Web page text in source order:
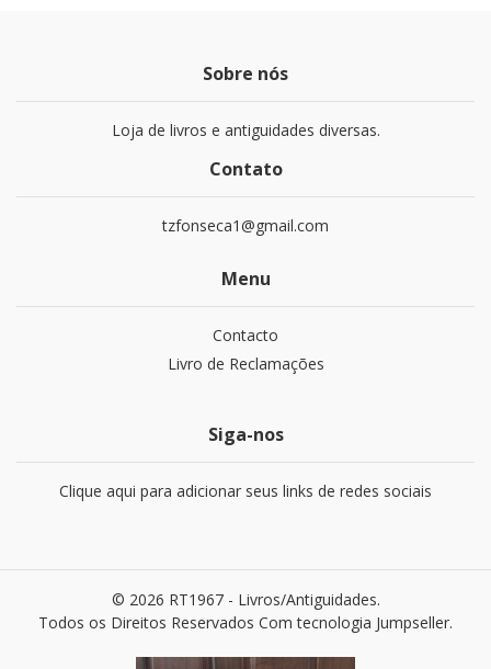
Sobre nós
Loja de livros e antiguidades diversas.
Contato
tzfonseca1@gmail.com
Menu
Contacto
Livro de Reclamações
Siga-nos
Clique aqui para adicionar seus links de redes sociais
© 2026 RT1967 - Livros/Antiguidades.
Todos os Direitos Reservados Com tecnologia Jumpseller.